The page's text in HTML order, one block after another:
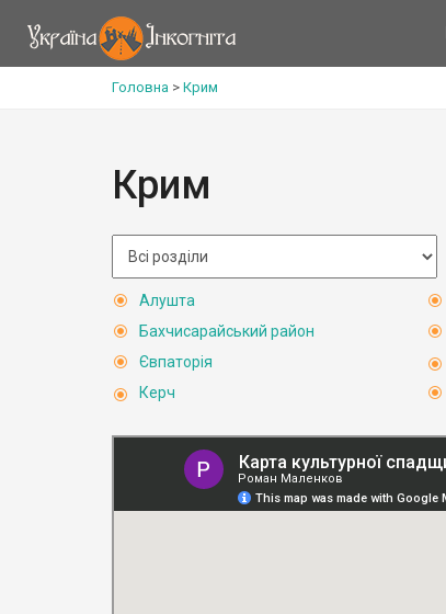
Головна > Крим
Крим
Алушта
Бахчисарайський район
Євпаторія
Керч